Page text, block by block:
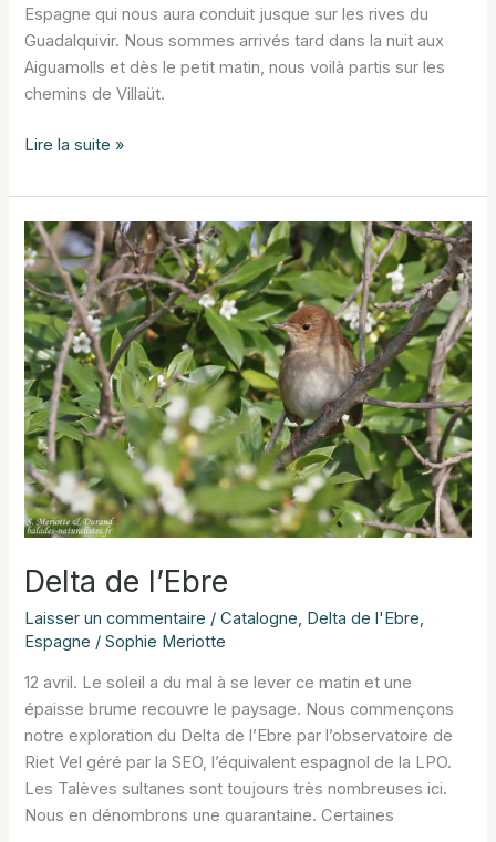
Espagne qui nous aura conduit jusque sur les rives du
Guadalquivir. Nous sommes arrivés tard dans la nuit aux
Aiguamolls et dès le petit matin, nous voilà partis sur les
chemins de Villaüt.
Dernier
du
voyage
:
les
Aiguamolls
Lire la suite »
Delta de l’Ebre
Laisser un commentaire /Catalogne, Delta de l'Ebre,
Espagne /Sophie Meriotte
12 avril. Le soleil a du mal à se lever ce matin et une
épaisse brume recouvre le paysage. Nous commençons
notre exploration du Delta de l’Ebre par l’observatoire de
Riet Vel géré par la SEO, l’équivalent espagnol de la LPO.
Les Talèves sultanes sont toujours très nombreuses ici.
Nous en dénombrons une quarantaine. Certaines